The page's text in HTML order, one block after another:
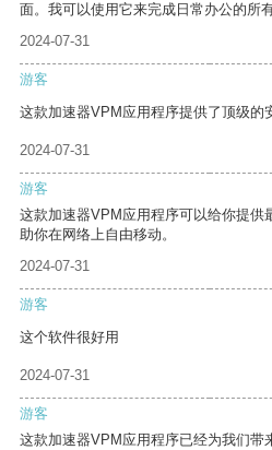
面。我可以使用它来完成日常办公的所
2024-07-31
游客
这款加速器VPM应用程序提供了顶级的
2024-07-31
游客
这款加速器VPM应用程序可以给你提供
助你在网络上自由移动。
2024-07-31
游客
这个软件很好用
2024-07-31
游客
这款加速器VPM应用程序已经为我们带